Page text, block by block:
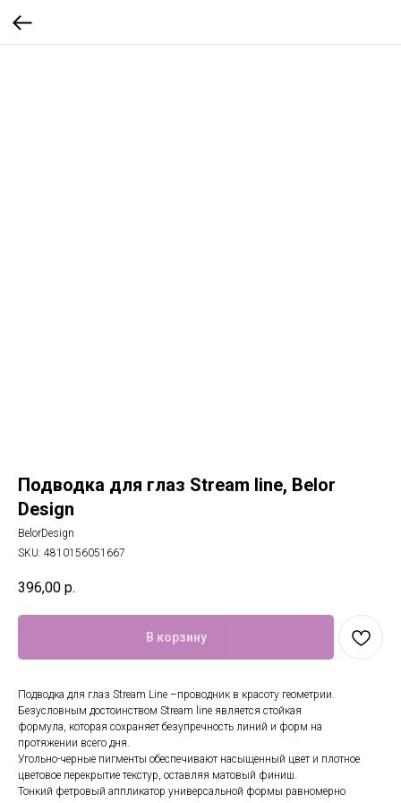
Подводка для глаз Stream line, Belor
Design
BelorDesign
SKU: 4810156051667
396,00 р.
В корзину
Подводка для глаз Stream Line –проводник в красоту геометрии.
Безусловным достоинством Stream line является стойкая
формула, которая сохраняет безупречность линий и форм на
протяжении всего дня.
Угольно-черные пигменты обеспечивают насыщенный цвет и плотное
цветовое перекрытие текстур, оставляя матовый финиш.
Тонкий фетровый аппликатор универсальной формы равномерно